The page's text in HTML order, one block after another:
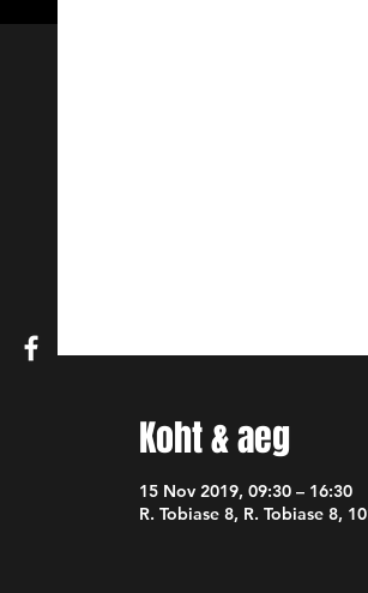
Koht & aeg
15 Nov 2019, 09:30 – 16:30
R. Tobiase 8, R. Tobiase 8,